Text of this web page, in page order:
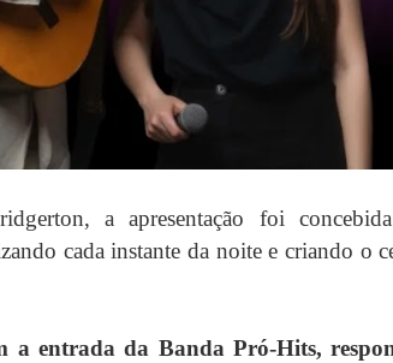
a apresentação foi
cada instante da noite e criando o
a entrada da Banda Pró-Hits,